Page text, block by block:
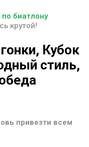
биатлону
крутой!
гонки, Кубок
стиль,
привезти всем